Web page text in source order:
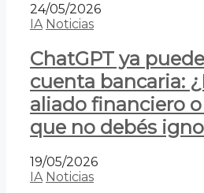
24/05/2026
IA Noticias
ChatGPT ya
cuenta bancaria:
aliado financiero
que no debés
19/05/2026
IA Noticias